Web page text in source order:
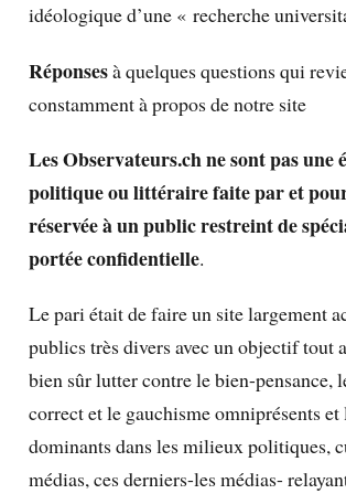
idéologique d’une « recherche
Réponsesà quelques questions qui
constamment à propos de notre site
Les Observateurs.ch ne sont pas une
politique ou littéraire faite par et
réservée à un public restreint de
portée confidentielle.
Le pari était de faire un site largement
publics très divers avec un objectif
bien sûr lutter contre le bien-pensance,
correct et le gauchisme omniprésents et
dominants dans les milieux politiques,
médias, ces derniers-les médias-